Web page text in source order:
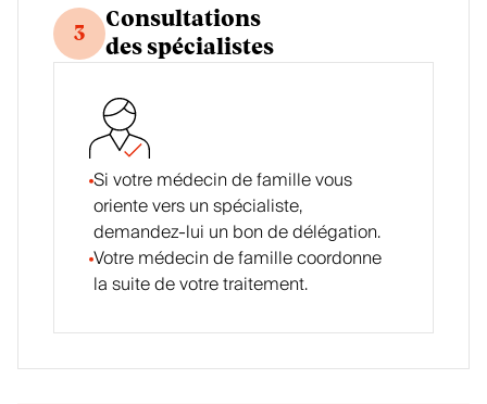
3
Consultations
des spécialistes
Si votre médecin de famille vous
oriente vers un spécialiste,
demandez-lui un bon de délégation.
Votre médecin de famille coordonne
la suite de votre traitement.